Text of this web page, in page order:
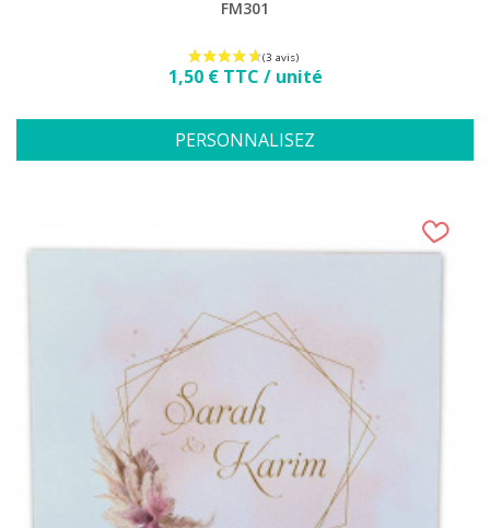
FM301
Prix
1,50 € TTC / unité
PERSONNALISEZ